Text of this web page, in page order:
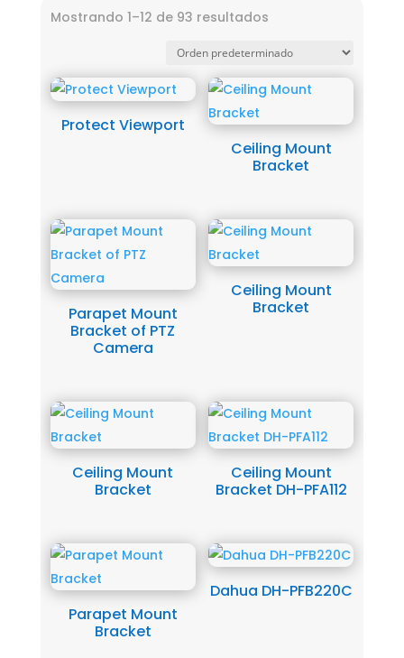
Mostrando 1–12 de 93 resultados
Protect Viewport
Ceiling Mount
Bracket
Parapet Mount
Bracket of PTZ
Camera
Ceiling Mount
Bracket
Ceiling Mount
Bracket
Ceiling Mount
Bracket DH-PFA112
Parapet Mount
Bracket
Dahua DH-PFB220C